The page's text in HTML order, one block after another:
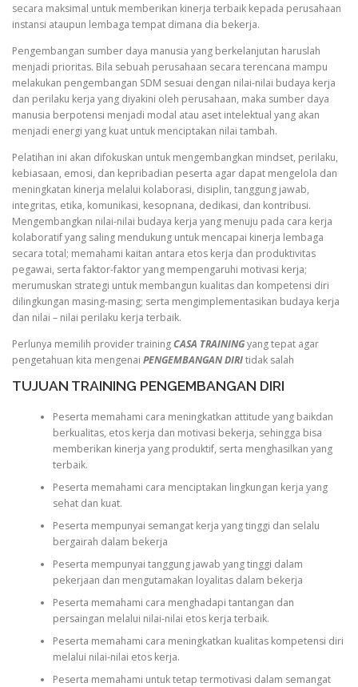
secara maksimal untuk memberikan kinerja terbaik kepada perusahaan
instansi ataupun lembaga tempat dimana dia bekerja.
Pengembangan sumber daya manusia yang berkelanjutan haruslah
menjadi prioritas. Bila sebuah perusahaan secara terencana mampu
melakukan pengembangan SDM sesuai dengan nilai-nilai budaya kerja
dan perilaku kerja yang diyakini oleh perusahaan, maka sumber daya
manusia berpotensi menjadi modal atau aset intelektual yang akan
menjadi energi yang kuat untuk menciptakan nilai tambah.
Pelatihan ini akan difokuskan untuk mengembangkan mindset, perilaku,
kebiasaan, emosi, dan kepribadian peserta agar dapat mengelola dan
meningkatan kinerja melalui kolaborasi, disiplin, tanggung jawab,
integritas, etika, komunikasi, kesopnana, dedikasi, dan kontribusi.
Mengembangkan nilai-nilai budaya kerja yang menuju pada cara kerja
kolaboratif yang saling mendukung untuk mencapai kinerja lembaga
secara total; memahami kaitan antara etos kerja dan produktivitas
pegawai, serta faktor-faktor yang mempengaruhi motivasi kerja;
merumuskan strategi untuk membangun kualitas dan kompetensi diri
dilingkungan masing-masing; serta mengimplementasikan budaya kerja
dan nilai – nilai perilaku kerja terbaik.
Perlunya memilih provider trainingCASA TRAININGyang tepat agar
pengetahuan kita mengenai PENGEMBANGAN DIRItidak salah
TUJUAN TRAINING PENGEMBANGAN DIRI
Peserta memahami cara meningkatkan attitude yang baikdan
berkualitas, etos kerja dan motivasi bekerja, sehingga bisa
memberikan kinerja yang produktif, serta menghasilkan yang
terbaik.
Peserta memahami cara menciptakan lingkungan kerja yang
sehat dan kuat.
Peserta mempunyai semangat kerja yang tinggi dan selalu
bergairah dalam bekerja
Peserta mempunyai tanggung jawab yang tinggi dalam
pekerjaan dan mengutamakan loyalitas dalam bekerja
Peserta memahami cara menghadapi tantangan dan
persaingan melalui nilai-nilai etos kerja terbaik.
Peserta memahami cara meningkatkan kualitas kompetensi diri
melalui nilai-nilai etos kerja.
Peserta memahami untuk tetap termotivasi dalam semangat